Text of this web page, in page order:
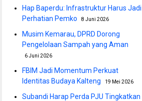
Hap Baperdu: Infrastruktur Harus Jadi
Perhatian Pemko
8 Juni 2026
Musim Kemarau, DPRD Dorong
Pengelolaan Sampah yang Aman
6 Juni 2026
FBIM Jadi Momentum Perkuat
Identitas Budaya Kalteng
19 Mei 2026
Subandi Harap Perda PJU Tingkatkan